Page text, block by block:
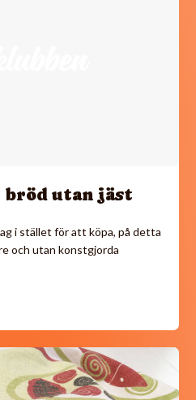
utan jäst
i stället för att köpa, på detta
och utan konstgjorda